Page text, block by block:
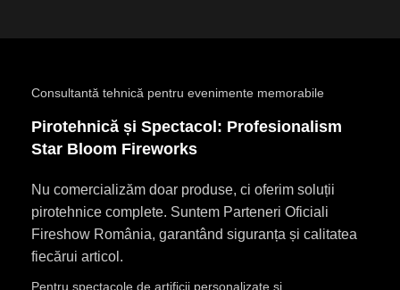
Consultantă tehnică pentru evenimente memorabile
Pirotehnică și Spectacol: Profesionalism
Star Bloom Fireworks
Nu comercializăm doar produse, ci oferim soluții
pirotehnice complete. Suntem Parteneri Oficiali
Fireshow România, garantând siguranța și calitatea
fiecărui articol.
Pentru spectacole de artificii personalizate și